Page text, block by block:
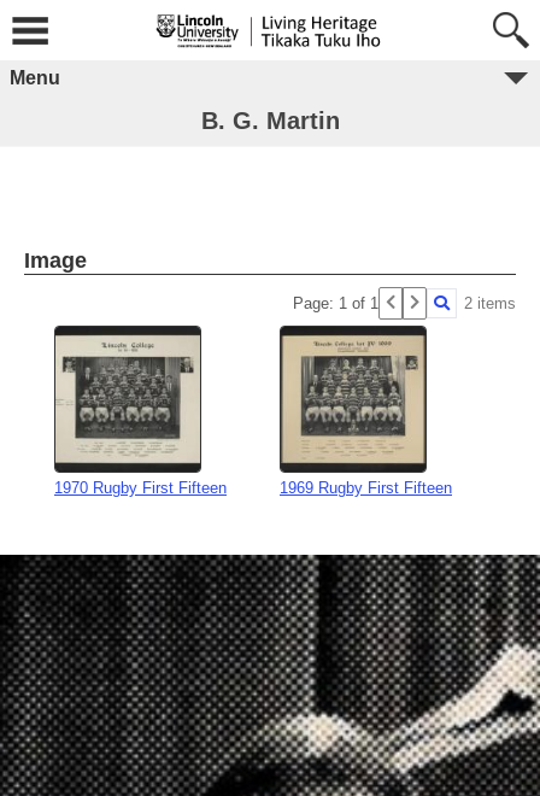
Menu
B. G. Martin
Image
Page: 1 of 1 2 items
1970 Rugby First Fifteen 1969 Rugby First Fifteen